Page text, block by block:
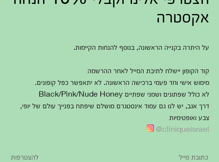
אקסטרה
על היתרה בקנייה הראשונה, בנוסף להנחות הקיימות.
קוד הקופון יישלח לתיבת המייל לאחר ההרשמה
מימוש אישי וחד פעמי ברכישה הראשונה. לא יתאפשר כפל קופונים.
לא כולל שפתונים ושמני שפתיים Black/Pink/Nude Honey
דרך אגב, יש לנו גם עמוד אינסטגרם מושלם שיפתח בפנייך עולם של יופי,
צבע ואופטימיות
cliniqueisrael@